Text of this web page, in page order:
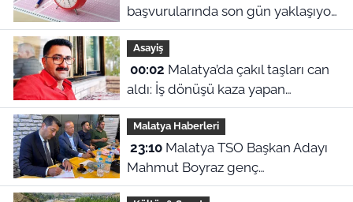
başvurularında son gün yaklaşıyor:
2026 başvuru tarihleri ve sınav
ücreti ne?
Asayiş
00:02
aldı: İş dönüşü kaza yapan
motosikletli hayatını kaybetti
Malatya Haberleri
23:10Malatya TSO Başkan Adayı
Mahmut Boyraz genç
girişimcilerle buluştu